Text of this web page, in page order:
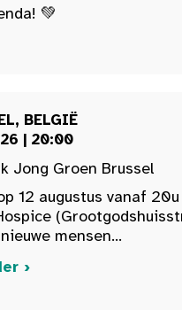
💚
BELGIË
| 20:00
Jong Groen Brussel
12 augustus vanaf
mensen...
›